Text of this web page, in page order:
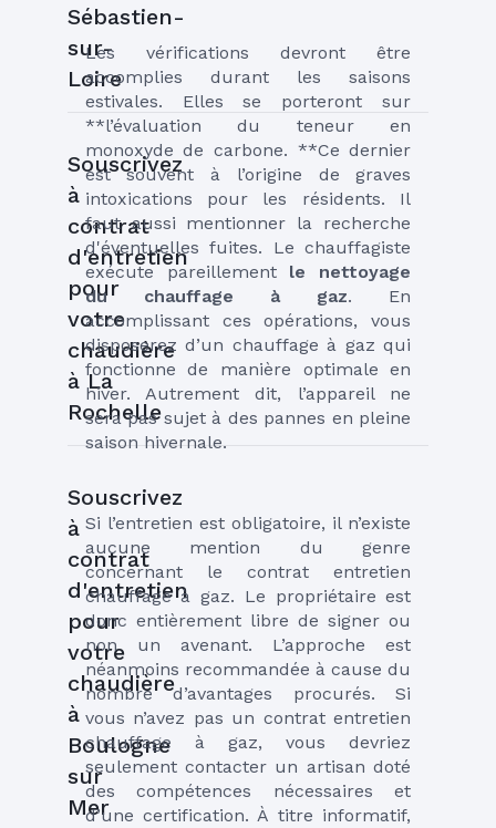
Les vérifications devront être
accomplies durant les saisons
estivales. Elles se porteront sur
**l’évaluation du teneur en
monoxyde de carbone. **Ce dernier
est souvent à l’origine de graves
intoxications pour les résidents. Il
faut aussi mentionner la recherche
d'éventuelles fuites. Le chauffagiste
exécute pareillement le nettoyage
du chauffage à gaz. En
accomplissant ces opérations, vous
disposerez d’un chauffage à gaz qui
fonctionne de manière optimale en
hiver. Autrement dit, l’appareil ne
sera pas sujet à des pannes en pleine
saison hivernale.
Si l’entretien est obligatoire, il n’existe
aucune mention du genre
concernant le contrat entretien
chauffage à gaz. Le propriétaire est
donc entièrement libre de signer ou
non un avenant. L’approche est
néanmoins recommandée à cause du
nombre d’avantages procurés. Si
vous n’avez pas un contrat entretien
chauffage à gaz, vous devriez
seulement contacter un artisan doté
des compétences nécessaires et
d’une certification. À titre informatif,
Sébastien-
sur-
Loire
Souscrivez
à
contrat
d'entretien
pour
votre
chaudière
à La
Rochelle
Souscrivez
à
contrat
d'entretien
pour
votre
chaudière
à
Boulogne
sur
Mer